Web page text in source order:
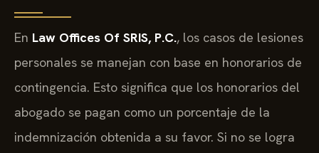
En Law Offices Of SRIS, P.C., los casos de lesiones
personales se manejan con base en honorarios de
contingencia. Esto significa que los honorarios del
abogado se pagan como un porcentaje de la
indemnización obtenida a su favor. Si no se logra